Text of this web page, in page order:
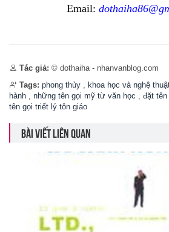
Email:
Tác giả: © dothaiha - nhanvanblog.com
Tags: phong thủy , khoa học và nghệ
hành , những tên gọi mỹ từ văn học , đặt tên
tên gọi triết lý tôn giáo
BÀI VIẾT LIÊN QUAN